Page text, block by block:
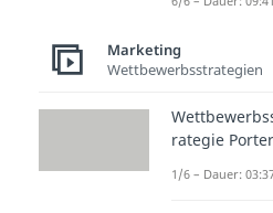
Marketing
Wettbewerbsstrategien
rategie Porter
1/6 – Dauer: